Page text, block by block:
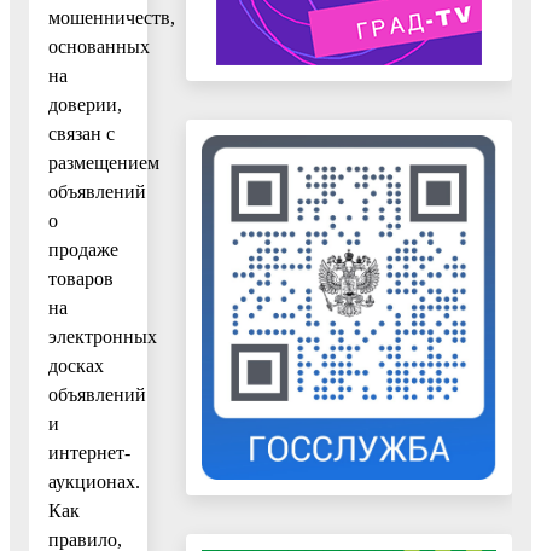
мошенничеств,
основанных
на
доверии,
связан с
размещением
объявлений
о
продаже
товаров
на
электронных
досках
объявлений
и
интернет-
аукционах.
Как
правило,